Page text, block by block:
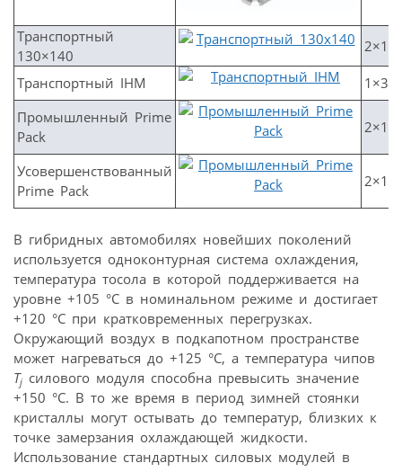
Транспортный
130×140
Транспортный IHM
Промышленный Prime
Pack
Усовершенствованный
Prime Pack
В гибридных автомобилях новейших поколений
используется одноконтурная система охлаждения,
температура тосола в которой поддерживается на
уровне +105 °С в номинальном режиме и достигает
+120 °С при кратковременных перегрузках.
Окружающий воздух в подкапотном пространстве
может нагреваться до +125 °С, а температура чипов
Tj силового модуля способна превысить значение
+150 °С. В то же время в период зимней стоянки
кристаллы могут остывать до температур, близких к
точке замерзания охлаждающей жидкости.
Использование стандартных силовых модулей в